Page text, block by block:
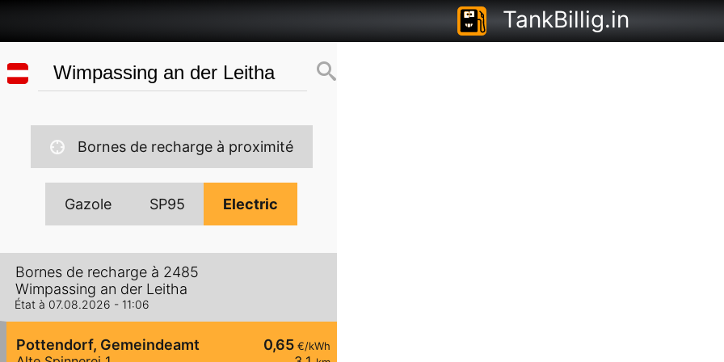
TankBillig.in
Bornes de recharge à proximité
Gazole SP95 Electric
Bornes de recharge à 2485
Wimpassing an der Leitha
État à 07.08.2026 - 11:06
0,65€/kWh
Pottendorf, Gemeindeamt